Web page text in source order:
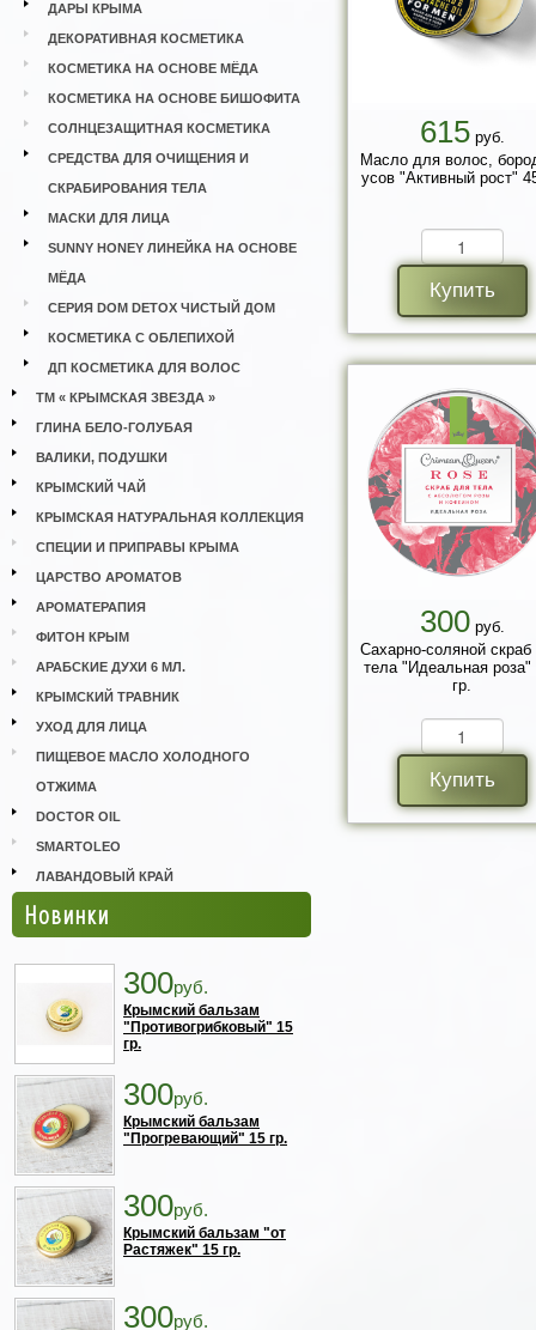
ДАРЫ КРЫМА
ДЕКОРАТИВНАЯ КОСМЕТИКА
КОСМЕТИКА НА ОСНОВЕ МЁДА
КОСМЕТИКА НА ОСНОВЕ БИШОФИТА
СОЛНЦЕЗАЩИТНАЯ КОСМЕТИКА
СРЕДСТВА ДЛЯ ОЧИЩЕНИЯ И
СКРАБИРОВАНИЯ ТЕЛА
МАСКИ ДЛЯ ЛИЦА
SUNNY HONEY ЛИНЕЙКА НА ОСНОВЕ
МЁДА
СЕРИЯ DOM DETOX ЧИСТЫЙ ДОМ
КОСМЕТИКА С ОБЛЕПИХОЙ
ДП КОСМЕТИКА ДЛЯ ВОЛОС
ТМ « КРЫМСКАЯ ЗВЕЗДА »
ГЛИНА БЕЛО-ГОЛУБАЯ
ВАЛИКИ, ПОДУШКИ
КРЫМСКИЙ ЧАЙ
КРЫМСКАЯ НАТУРАЛЬНАЯ КОЛЛЕКЦИЯ
СПЕЦИИ И ПРИПРАВЫ КРЫМА
ЦАРСТВО АРОМАТОВ
АРОМАТЕРАПИЯ
ФИТОН КРЫМ
АРАБСКИЕ ДУХИ 6 МЛ.
КРЫМСКИЙ ТРАВНИК
УХОД ДЛЯ ЛИЦА
ПИЩЕВОЕ МАСЛО ХОЛОДНОГО
ОТЖИМА
DOCTOR OIL
SMARTOLEO
ЛАВАНДОВЫЙ КРАЙ
Новинки
300руб.
Крымский бальзам
"Противогрибковый" 15
гр.
300руб.
Крымский бальзам
"Прогревающий" 15 гр.
300руб.
Крымский бальзам "от
Растяжек" 15 гр.
300руб.
615руб.
Масло для волос,
усов "Активный рост"
Купить
300руб.
Сахарно-соляной
тела "Идеальная роза"
гр.
Купить